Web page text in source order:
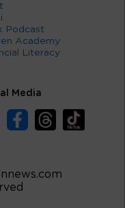
Podcast
Academy
Literacy
Media